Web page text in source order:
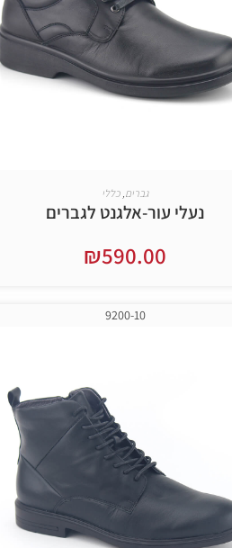
גברים כללי
נעלי עור-אלגנט לגברים
₪590.00
9200-10